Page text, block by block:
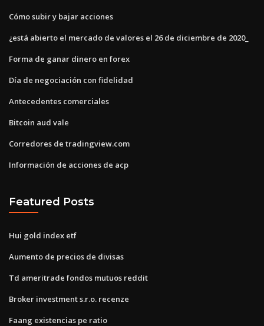
Cómo subir y bajar acciones
¿está abierto el mercado de valores el 26 de diciembre de 2020_
Forma de ganar dinero en forex
Día de negociación con fidelidad
Antecedentes comerciales
Bitcoin aud vale
Corredores de tradingview.com
Información de acciones de acp
Featured Posts
Hui gold index etf
Aumento de precios de divisas
Td ameritrade fondos mutuos reddit
Broker investment s.r.o. recenze
Faang existencias pe ratio